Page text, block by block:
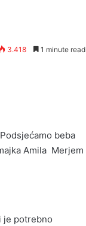
3.418 1 minute read
beba
Amila Merjem
je potrebno